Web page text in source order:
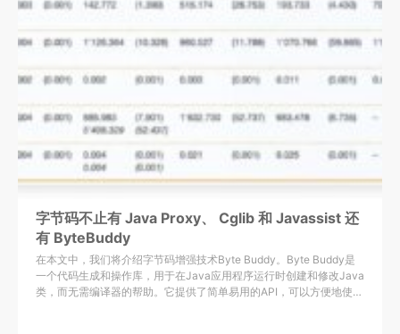
字节码不止有 Java Proxy、 Cglib 和 Javassist 还
有 ByteBuddy
在本文中，我们将介绍字节码增强技术Byte Buddy。Byte Buddy是
一个代码生成和操作库，用于在Java应用程序运行时创建和修改Java
类，而无需编译器的帮助。它提供了简单易用的API，可以方便地使用